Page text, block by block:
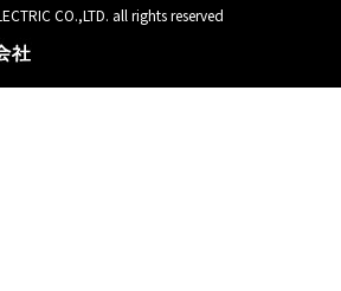
CO.,LTD. all rights reserved